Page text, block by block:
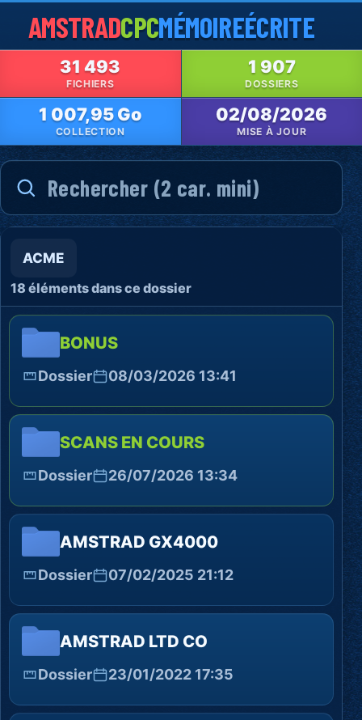
AMSTRADCPCMÉMOIREÉCRITE
31 493
FICHIERS
1 907
DOSSIERS
1 007,95 Go
COLLECTION
02/08/2026
MISE À JOUR
ACME
18 éléments dans ce dossier
BONUS
Dossier 08/03/2026 13:41
SCANS EN COURS
Dossier 26/07/2026 13:34
AMSTRAD GX4000
Dossier 07/02/2025 21:12
AMSTRAD LTD CO
Dossier 23/01/2022 17:35